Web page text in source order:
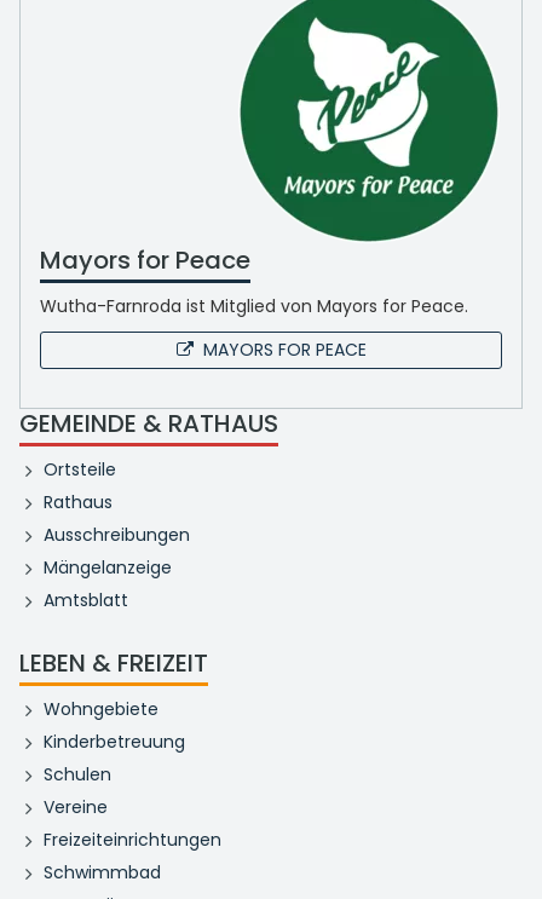
Mayors for Peace
Wutha-Farnroda ist Mitglied von Mayors for Peace.
MAYORS FOR PEACE
GEMEINDE & RATHAUS
Ortsteile
Rathaus
Ausschreibungen
Mängelanzeige
Amtsblatt
LEBEN & FREIZEIT
Wohngebiete
Kinderbetreuung
Schulen
Vereine
Freizeiteinrichtungen
Schwimmbad